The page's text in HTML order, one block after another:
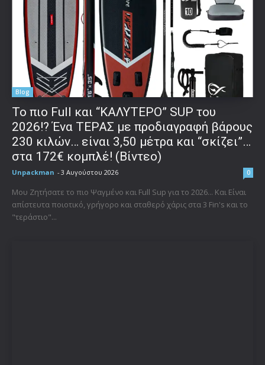
Blog
To πιο Full και “ΚΑΛΥΤΕΡΟ” SUP του
2026!? Ένα ΤΕΡΑΣ με προδιαγραφή βάρους
230 κιλών… είναι 3,50 μέτρα και “σκίζει”…
στα 172€ κομπλέ! (Βίντεο)
Unpackman - 3 Αυγούστου 2026 0
Μου Ζητήσατε το πιο Ψαγμένο και Full Sup για το 2026... Και Είναι
απίστευτα ποιοτικό, γρήγορο και σταθερό χάρις στα 3 Fin's και το
"τεράστιο"...